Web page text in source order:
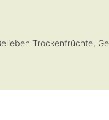
Trockenfrüchte,